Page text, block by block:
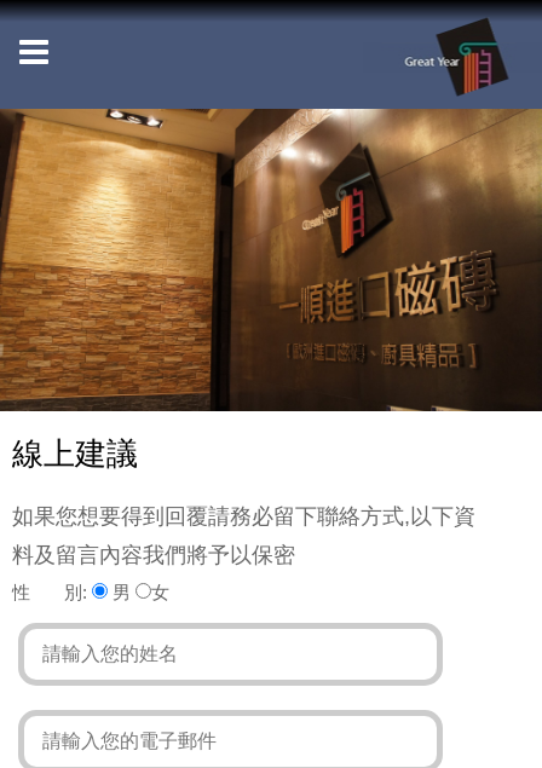
線上建議
如果您想要得到回覆請務必留下聯絡方式,以下資
料及留言內容我們將予以保密
性 別: 男 女